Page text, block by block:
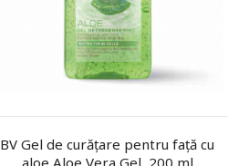
BV Gel de curățare pentru față cu
aloe Aloe Vera Gel, 200 ml